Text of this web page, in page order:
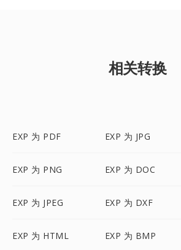
相关转换
EXP 为 PDF EXP 为 JPG
EXP 为 PNG EXP 为 DOC
EXP 为 JPEG EXP 为 DXF
EXP 为 HTML EXP 为 BMP